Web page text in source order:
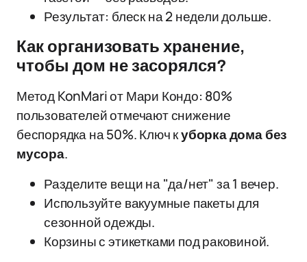
Результат: блеск на 2 недели дольше.
Как организовать хранение,
чтобы дом не засорялся?
Метод KonMari от Мари Кондо: 80%
пользователей отмечают снижение
беспорядка на 50%. Ключ куборка дома без
мусора.
Разделите вещи на "да/нет" за 1 вечер.
Используйте вакуумные пакеты для
сезонной одежды.
Корзины с этикетками под раковиной.